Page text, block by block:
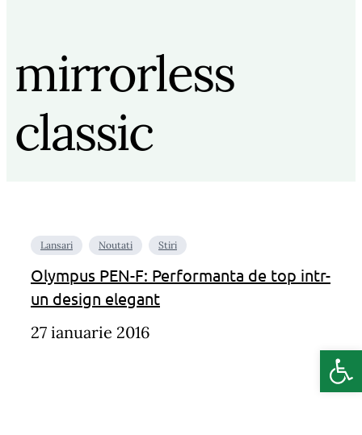
mirrorless
classic
Lansari Noutati Stiri
Olympus PEN-F: Performanta de top intr-
un design elegant
27 ianuarie 2016